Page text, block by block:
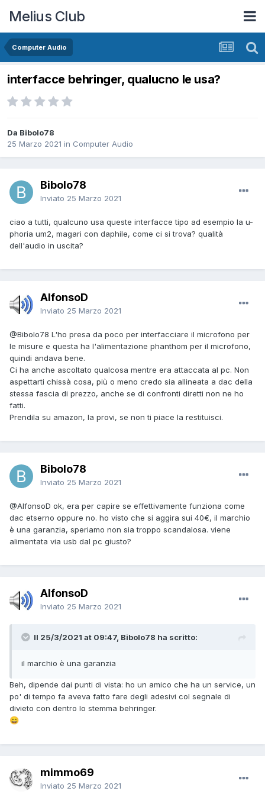
Melius Club
Computer Audio
interfacce behringer, qualucno le usa?
Da Bibolo78
25 Marzo 2021 in Computer Audio
Bibolo78
Inviato 25 Marzo 2021
ciao a tutti, qualcuno usa queste interfacce tipo ad esempio la u-
phoria um2, magari con daphile, come ci si trova? qualità
dell'audio in uscita?
AlfonsoD
Inviato 25 Marzo 2021
@Bibolo78 L'ho presa da poco per interfacciare il microfono per
le misure e questa ha l'alimentazione phanthom per il microfono,
quindi andava bene.
Ci ha anche ascoltato qualcosa mentre era attaccata al pc. Non
aspettarti chissà cosa, più o meno credo sia allineata a dac della
stessa fascia di prezzo, anche se di confronti diretti non ne ho
fatti.
Prendila su amazon, la provi, se non ti piace la restituisci.
Bibolo78
Inviato 25 Marzo 2021
@AlfonsoD ok, era per capire se effettivamente funziona come
dac etserno oppure no. ho visto che si aggira sui 40€, il marchio
è una garanzia, speriamo non sia troppo scandalosa. viene
alimentata via usb dal pc giusto?
AlfonsoD
Inviato 25 Marzo 2021
Il 25/3/2021 at 09:47, Bibolo78 ha scritto:
il marchio è una garanzia
Beh, dipende dai punti di vista: ho un amico che ha un service, un
po' di tempo fa aveva fatto fare degli adesivi col segnale di
divieto con dentro lo stemma behringer.
😄
mimmo69
Inviato 25 Marzo 2021